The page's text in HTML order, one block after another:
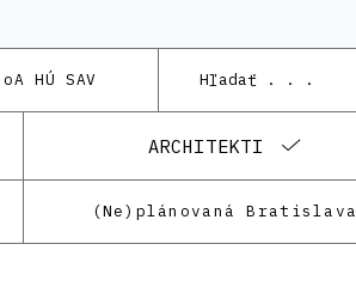
oA HÚ SAV
ARCHITEKTI
(Ne)plánovaná Bratislava